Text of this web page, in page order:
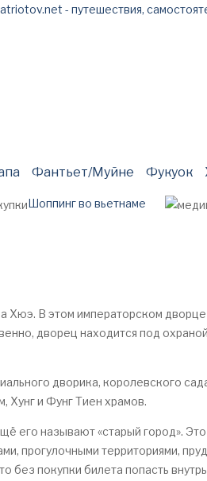
- путешествия,
Фантьет/Муйне Фукуок
Шоппинг во вьетнаме
Хюэ. В этом императорском
дворец находится под охраной
дворика, королевского
Хунг и Фунг Тиен храмов.
его называют «старый город».
прогулочными территориями,
без покупки билета попасть внутрь